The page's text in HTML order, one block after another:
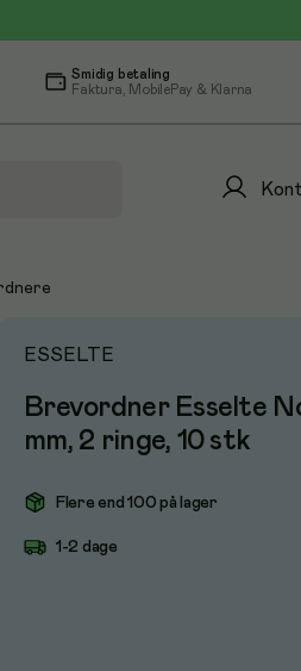
Smidig betaling
Faktura, MobilePay & Klarna
ESSELTE
Brevordner Esselte
mm, 2 ringe, 10 stk
Flere end 100 på lager
1-2 dage